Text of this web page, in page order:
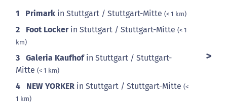
1 Primark in Stuttgart / Stuttgart-Mitte (< 1 km)
2 Foot Lockerin Stuttgart / Stuttgart-Mitte (< 1
km)
3 Galeria Kaufhofin Stuttgart / Stuttgart-
Mitte (< 1 km)
4 NEW YORKER in Stuttgart / Stuttgart-Mitte (<
1 km)